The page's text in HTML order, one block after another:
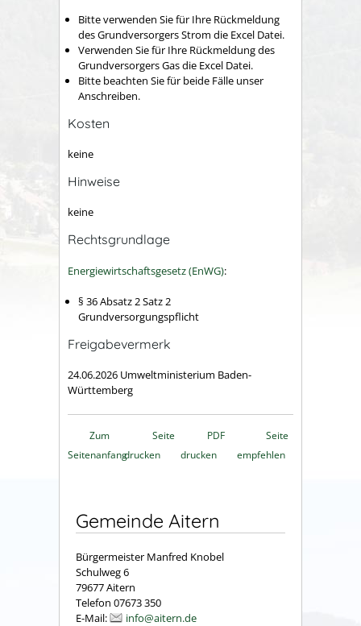
Bitte verwenden Sie für Ihre Rückmeldung
des Grundversorgers Strom die Excel Datei.
Verwenden Sie für Ihre Rückmeldung des
Grundversorgers Gas die Excel Datei.
Bitte beachten Sie für beide Fälle unser
Anschreiben.
Kosten
keine
Hinweise
keine
Rechtsgrundlage
Energiewirtschaftsgesetz (EnWG):
§ 36 Absatz 2 Satz 2
Grundversorgungspflicht
Freigabevermerk
24.06.2026 Umweltministerium Baden-
Württemberg
Zum
Seitenanfang
Seite
drucken
PDF
drucken
Seite
empfehlen
Gemeinde Aitern
Bürgermeister Manfred Knobel
Schulweg 6
79677 Aitern
Telefon 07673 350
E-Mail:
info@aitern.de